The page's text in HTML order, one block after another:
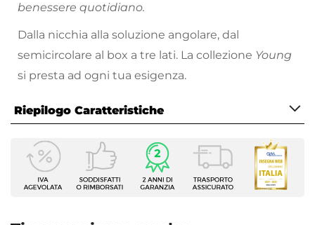
benessere quotidiano.
Dalla nicchia alla soluzione angolare, dal
semicircolare al box a tre lati. La collezione Young
si presta ad ogni tua esigenza.
Riepilogo Caratteristiche
Caratteristiche
Serie
Young